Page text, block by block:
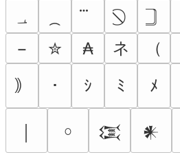
؀
−
✮ ₳ ネ （
｠
･ ｼ ﾐ ﾒ
￮ 𒀬 𒀭